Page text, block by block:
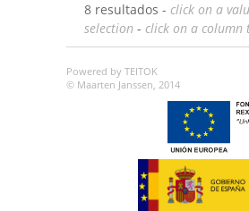
8 resultados - click on a
selection - click on a column
Powered by TEITOK
© Maarten Janssen, 2014